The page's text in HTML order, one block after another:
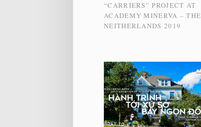
“CARRIERS” PROJECT AT
ACADEMY MINERVA – THE
NEITHERLANDS 2019